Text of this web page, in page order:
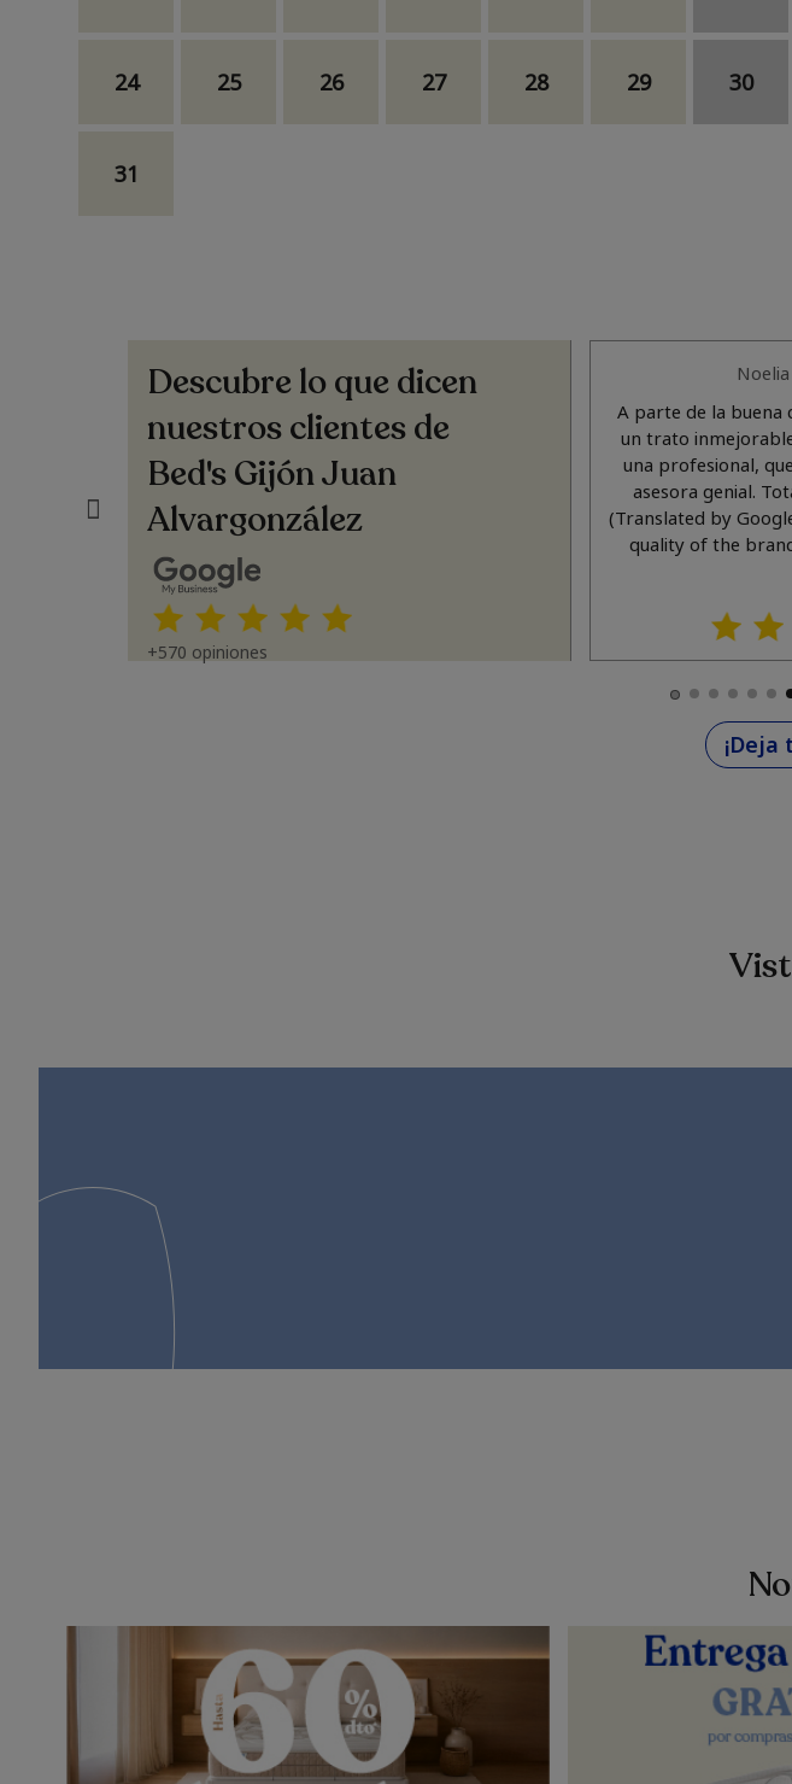
24 25 26 27 28 29 30
31
Descubre lo que dicen
nuestros clientes de
Bed's Gijón Juan
Alvargonzález
+570 opiniones
santos ruiz
Una atención excelente!! (Translated by Google)
Excellent service!!
A parte de la buena
un trato
una profesional,
asesora genial.
(Translated by
quality of the
out and gives
¡Deja